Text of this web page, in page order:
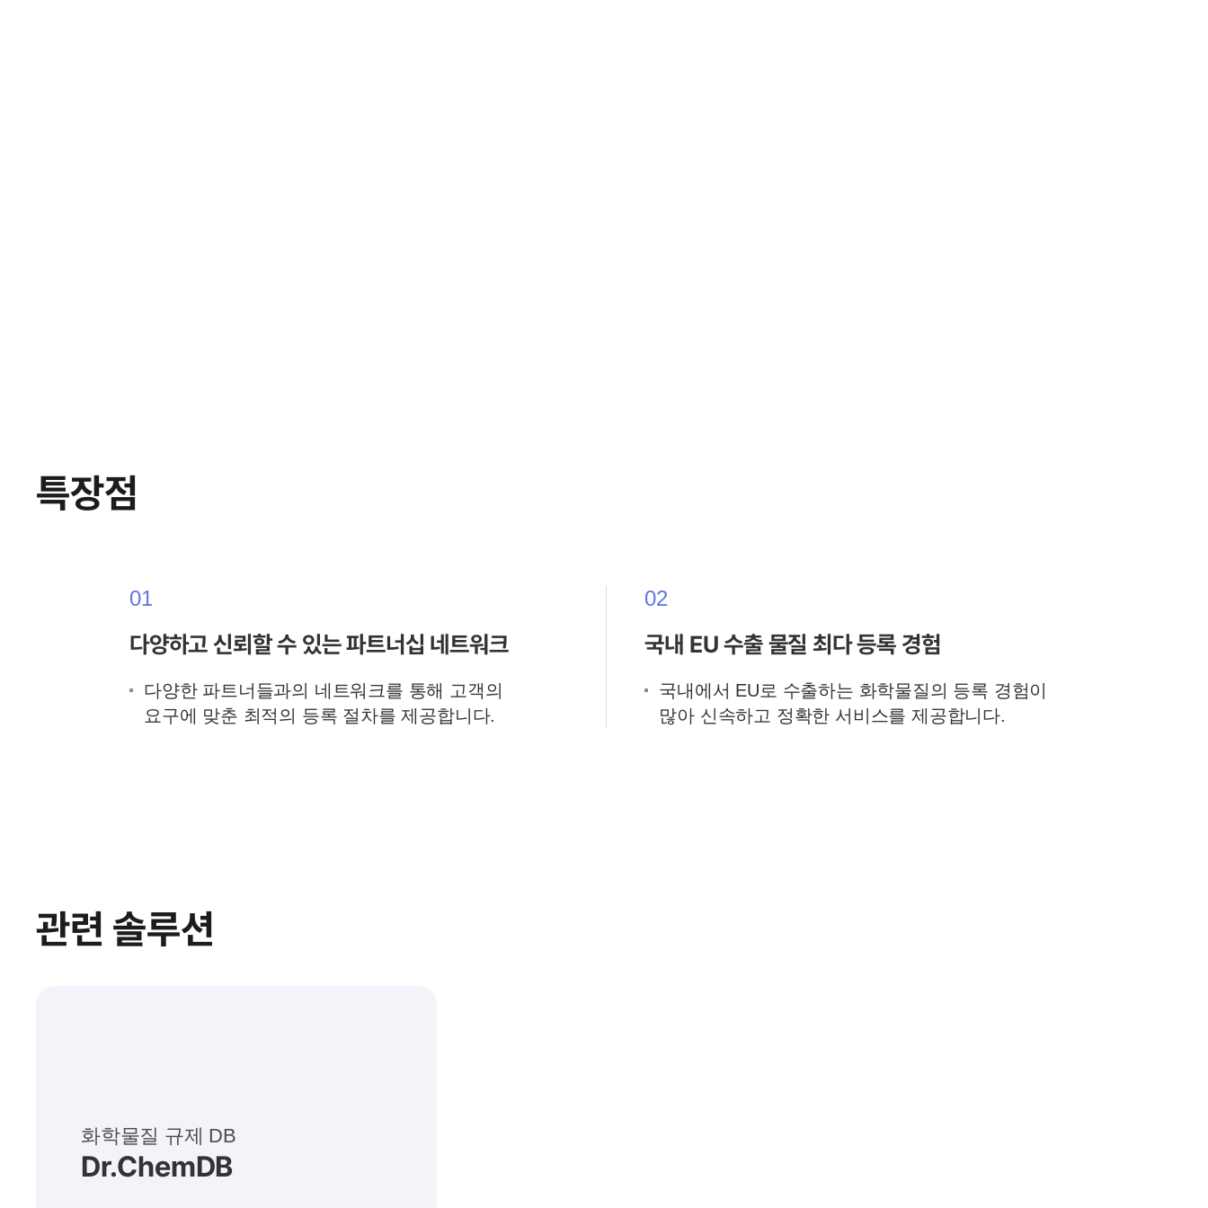
특장점
01
다양하고 신뢰할 수 있는 파트너십 네트워크
다양한 파트너들과의 네트워크를 통해 고객의
요구에 맞춘 최적의 등록 절차를 제공합니다.
02
국내 EU 수출 물질 최다 등록 경험
국내에서 EU로 수출하는 화학물질의 등록 경험이
많아 신속하고 정확한 서비스를 제공합니다.
관련 솔루션
화학물질 규제 DB
Dr.ChemDB